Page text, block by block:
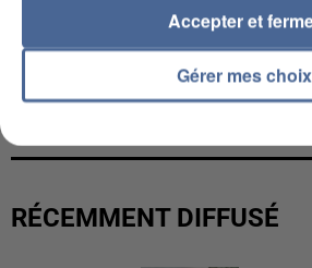
UNE TOURISTE DE L’OISE
COULÉE DE BOUE EN HAUTE-
RÉCEMMENT DIFFUSÉ
Gérer mes choix
Accepter et